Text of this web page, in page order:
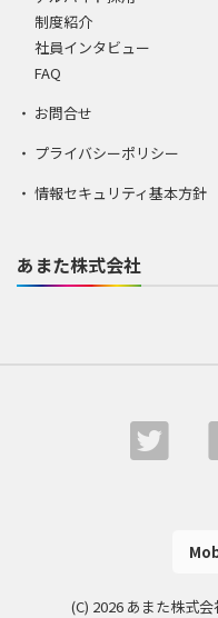
制度紹介
社員インタビュー
FAQ
お問合せ
プライバシーポリシー
情報セキュリティ基本方針
あまた株式会社
(C) 2026 あまた株式会